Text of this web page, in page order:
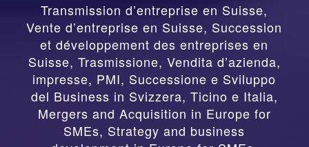
Transmission d’entreprise en Suisse,
Vente d’entreprise en Suisse, Succession
et développement des entreprises en
Suisse, Trasmissione, Vendita d’azienda,
impresse, PMI, Successione e Sviluppo
del Business in Svizzera, Ticino e Italia,
Mergers and Acquisition in Europe for
SMEs, Strategy and business